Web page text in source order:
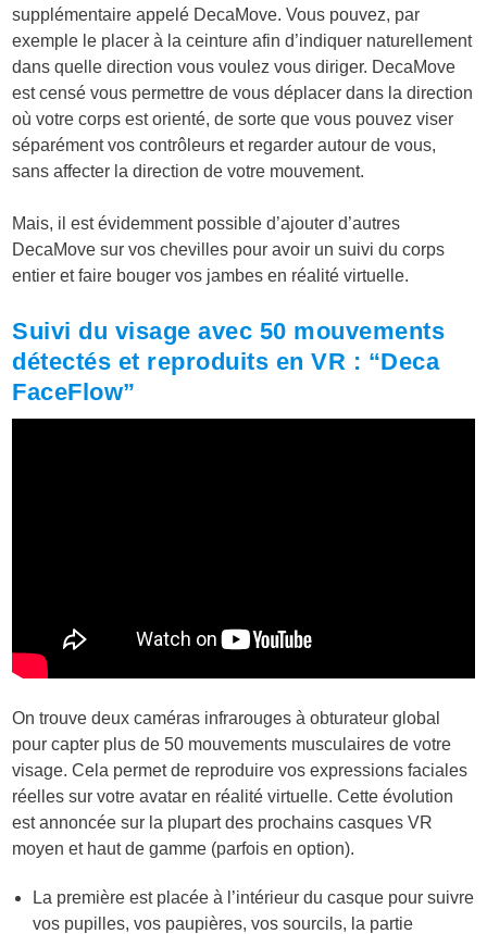
supplémentaire appelé DecaMove. Vous pouvez, par
exemple le placer à la ceinture afin d’indiquer naturellement
dans quelle direction vous voulez vous diriger. DecaMove
est censé vous permettre de vous déplacer dans la direction
où votre corps est orienté, de sorte que vous pouvez viser
séparément vos contrôleurs et regarder autour de vous,
sans affecter la direction de votre mouvement.
Mais, il est évidemment possible d’ajouter d’autres
DecaMove sur vos chevilles pour avoir un suivi du corps
entier et faire bouger vos jambes en réalité virtuelle.
Suivi du visage avec 50 mouvements
détectés et reproduits en VR : “Deca
FaceFlow”
On trouve deux caméras infrarouges à obturateur global
pour capter plus de 50 mouvements musculaires de votre
visage. Cela permet de reproduire vos expressions faciales
réelles sur votre avatar en réalité virtuelle. Cette évolution
est annoncée sur la plupart des prochains casques VR
moyen et haut de gamme (parfois en option).
La première est placée à l’intérieur du casque pour suivre
vos pupilles, vos paupières, vos sourcils, la partie